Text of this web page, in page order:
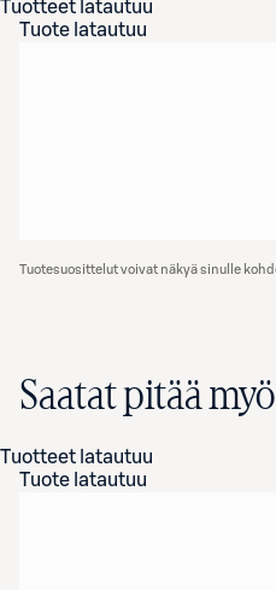
Tuotteet latautuu
Tuote latautuu
Tuotesuosittelut voivat näkyä sinulle
Saatat pitää
Tuotteet latautuu
Tuote latautuu